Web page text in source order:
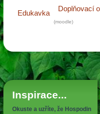
Edukavka
Doplňovací
(moodle)
Inspirace...
Okuste a uzříte, že Hospodin